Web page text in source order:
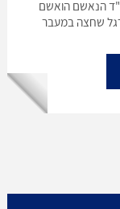
העבירה: ת"ד הנאשם הואשם
רגל שחצה במעבר